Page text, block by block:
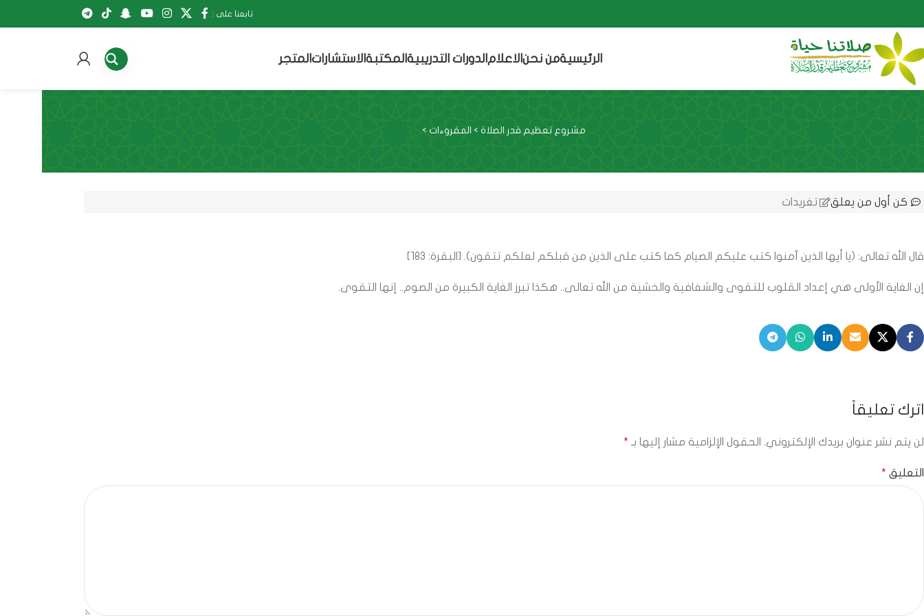
تابعنا على :
الرئيسيةمن نحن الاعلام الدورات التدريبية المكتبة الاستشارات المتجر
مشروع تعظيم قدر الصلاة > المقروءات >
كن أول من يعلق تغريدات
قال الله تعالى: (يا أيها الذين آمنوا كتب عليكم الصيام كما كتب على الذين من قبلكم لعلكم تتقون). [البقرة: 183]
إن الغاية الأولى هي إعداد القلوب للتقوى والشفافية والخشية من الله تعالى.. هكذا تبرز الغاية الكبيرة من الصوم.. إنها التقوى.
اترك تعليقاً
لن يتم نشر عنوان بريدك الإلكتروني. الحقول الإلزامية مشار إليها بـ *
التعليق *